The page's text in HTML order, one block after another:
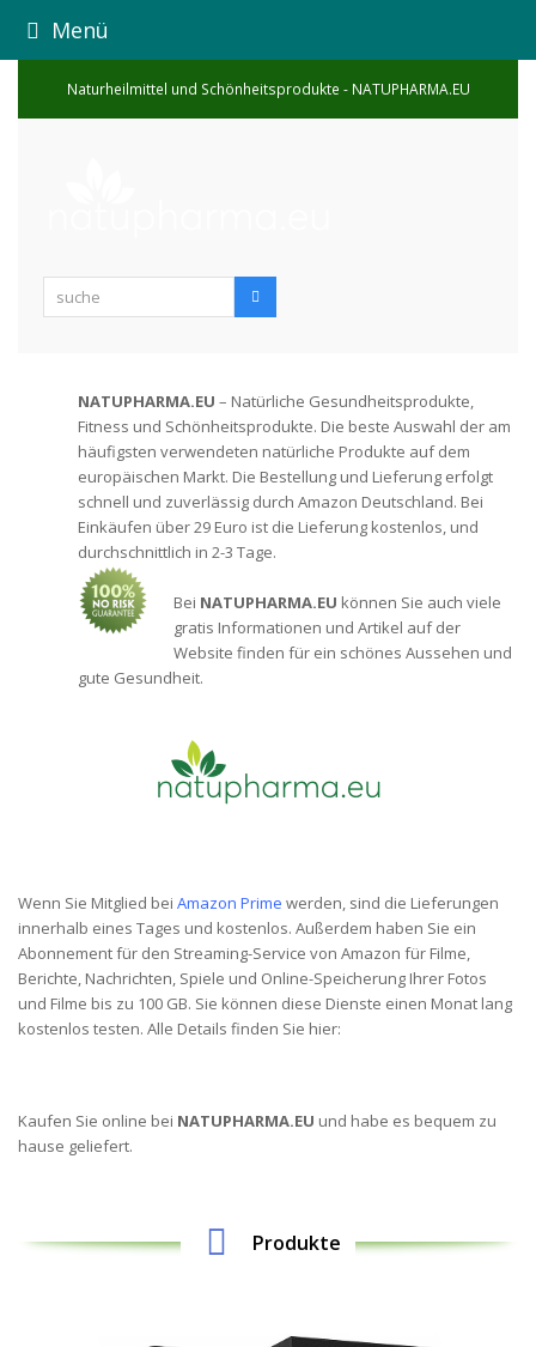
Menü
Naturheilmittel und Schönheitsprodukte - NATUPHARMA.EU
suche
NATUPHARMA.EU – Natürliche Gesundheitsprodukte,
Fitness und Schönheitsprodukte. Die beste Auswahl der am
häufigsten verwendeten natürliche Produkte auf dem
europäischen Markt. Die Bestellung und Lieferung erfolgt
schnell und zuverlässig durch Amazon Deutschland. Bei
Einkäufen über 29 Euro ist die Lieferung kostenlos, und
durchschnittlich in 2-3 Tage.
Bei NATUPHARMA.EU können Sie auch viele
gratis Informationen und Artikel auf der
Website finden für ein schönes Aussehen und
gute Gesundheit.
Wenn Sie Mitglied bei Amazon Prime werden, sind die Lieferungen
innerhalb eines Tages und kostenlos. Außerdem haben Sie ein
Abonnement für den Streaming-Service von Amazon für Filme,
Berichte, Nachrichten, Spiele und Online-Speicherung Ihrer Fotos
und Filme bis zu 100 GB. Sie können diese Dienste einen Monat lang
kostenlos testen. Alle Details finden Sie hier:
Kaufen Sie online bei NATUPHARMA.EU und habe es bequem zu
hause geliefert.
Produkte